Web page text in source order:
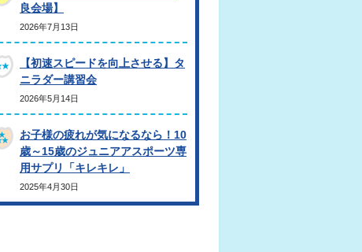
良会場】
2026年7月13日
【初速スピードを向上させる】タ
ニラダー講習会
2026年5月14日
お子様の疲れが気になるなら！10
歳～15歳のジュニアアスポーツ専
用サプリ「キレキレ」
2025年4月30日